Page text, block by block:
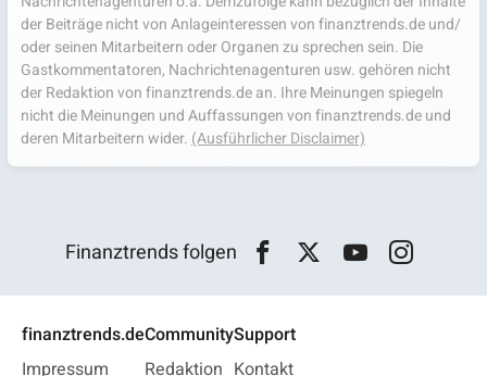
der Beiträge nicht von Anlageinteressen von finanztrends.de und/
oder seinen Mitarbeitern oder Organen zu sprechen sein. Die
Gastkommentatoren, Nachrichtenagenturen usw. gehören nicht
der Redaktion von finanztrends.de an. Ihre Meinungen spiegeln
nicht die Meinungen und Auffassungen von finanztrends.de und
deren Mitarbeitern wider. (Ausführlicher Disclaimer)
Finanztrends folgen
finanztrends.de
Impressum
Community
Redaktion
Support
Kontakt